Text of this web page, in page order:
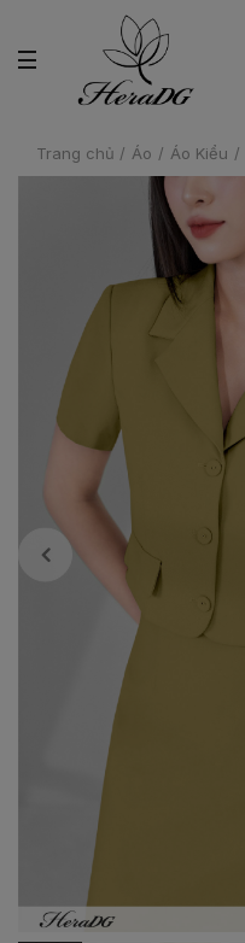
Trang chủ / Áo / Áo Kiểu /